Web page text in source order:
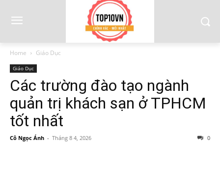
Home Giáo Dục
Giáo Dục
Các trường đào tạo ngành
quản trị khách sạn ở TPHCM
tốt nhất
Cô Ngọc Ánh - Tháng 8 4, 2026 0